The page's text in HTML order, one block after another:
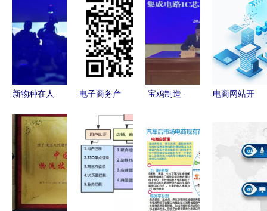
新物种在人
务技术开发
的数字革命
电子商务产
与技术开发
的协同之道
宝鸡制造 ·
成电路IC芯
片烧录项目
落户宝鸡综
合保税区，
助推电子商
电商网站开
业的全链路